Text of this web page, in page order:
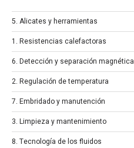
5. Alicates y herramientas
1. Resistencias calefactoras
6. Detección y separación magnética
2. Regulación de temperatura
7. Embridado y manutención
3. Limpieza y mantenimiento
8. Tecnología de los fluidos